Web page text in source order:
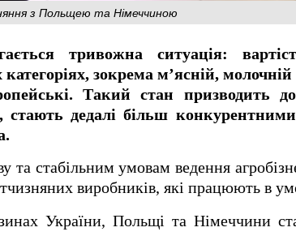
з Польщею та Німеччиною
тривожна ситуація:
зокрема м’ясній, молочній
Такий стан призводить
стають дедалі більш
та стабільним умовам ведення
виробників, які працюють в
України, Польщі та Німеччини